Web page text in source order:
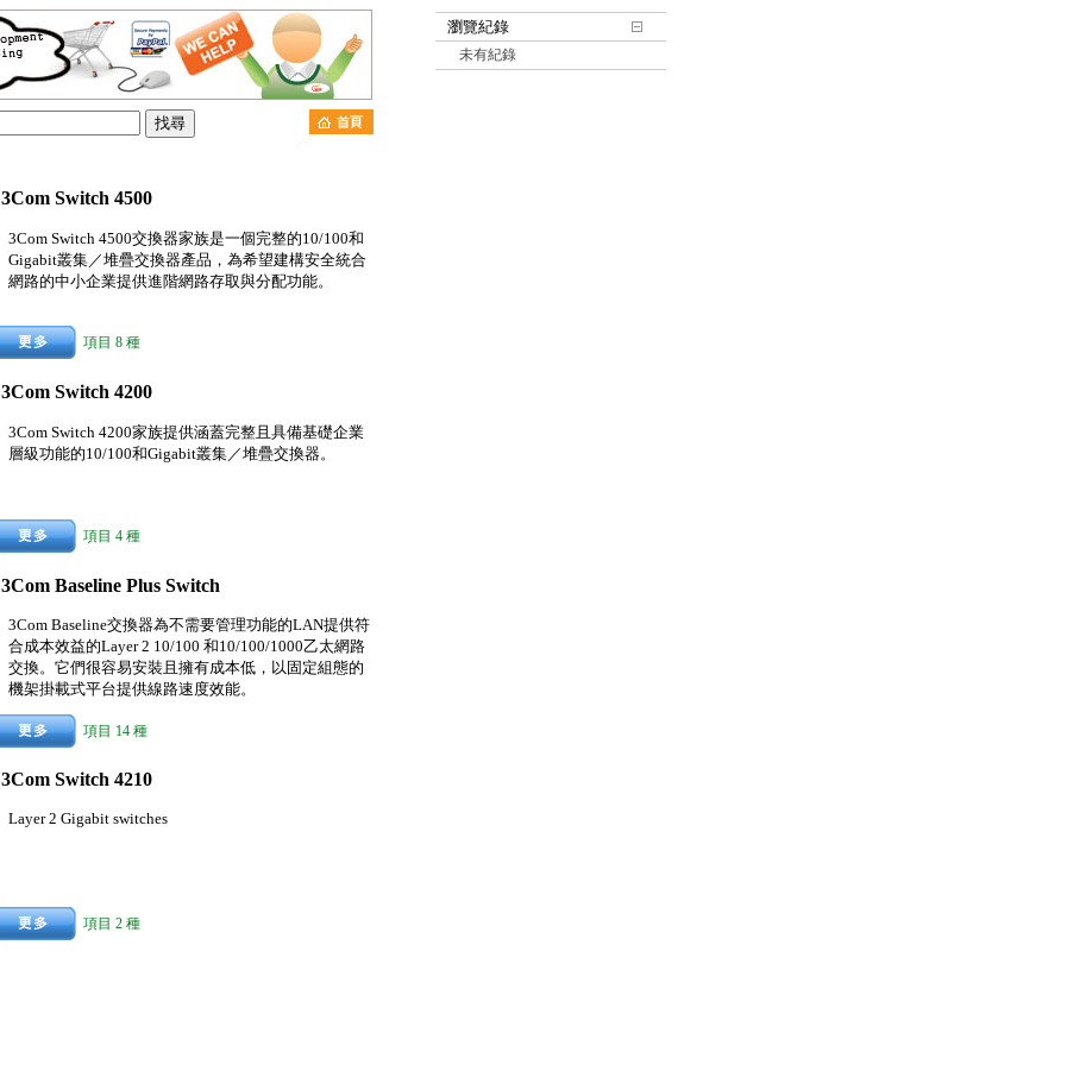
3Com Switch 4500
3Com Switch 4500交換器家族是一個完整的10/100和
Gigabit叢集／堆疊交換器產品，為希望建構安全統合
網路的中小企業提供進階網路存取與分配功能。
項目 8 種
3Com Switch 4200
3Com Switch 4200家族提供涵蓋完整且具備基礎企業
層級功能的10/100和Gigabit叢集／堆疊交換器。
項目 4 種
3Com Baseline Plus Switch
3Com Baseline交換器為不需要管理功能的LAN提供符
合成本效益的Layer 2 10/100 和10/100/1000乙太網路
交換。它們很容易安裝且擁有成本低，以固定組態的
機架掛載式平台提供線路速度效能。
項目 14 種
3Com Switch 4210
Layer 2 Gigabit switches
項目 2 種
瀏覽紀錄
未有紀錄